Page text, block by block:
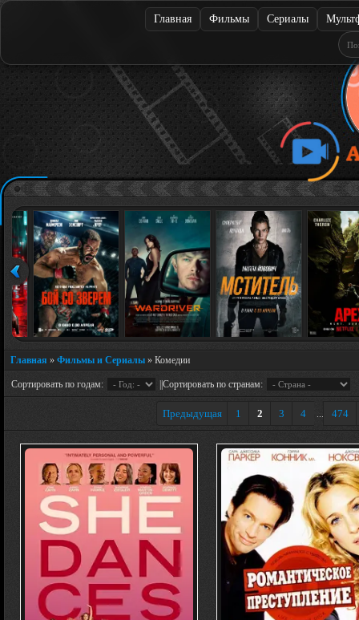
Главная Фильмы Сериалы
Главная » Фильмы и Сериалы » Комедии
Сортировать по годам: ||Сортировать по странам:
Предыдущая 1 2 3 4 ... 474